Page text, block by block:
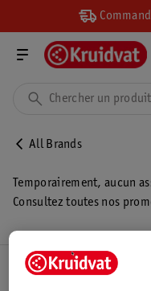
All Brands
Temporairement, aucun
Consultez toutes nos